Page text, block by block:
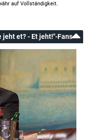
auf Vollständigkeit.
jeht et? - Et jeht!"-Fans